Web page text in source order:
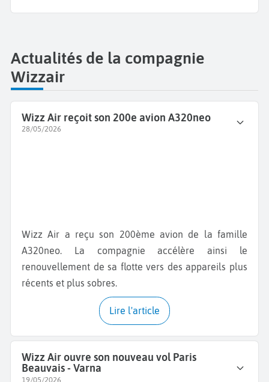
Actualités de la compagnie
Wizzair
Wizz Air reçoit son 200e avion A320neo
28/05/2026
Wizz Air a reçu son 200ème avion de la famille
A320neo. La compagnie accélère ainsi le
renouvellement de sa flotte vers des appareils plus
récents et plus sobres.
Lire l'article
Wizz Air ouvre son nouveau vol Paris
Beauvais - Varna
19/05/2026